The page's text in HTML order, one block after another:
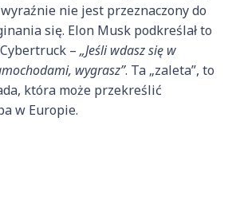
nie jest przeznaczony do
się. Elon Musk podkreślał to
– „Jeśli wdasz się w
wygrasz”. Ta „zaleta”, to
która może przekreślić
w Europie.